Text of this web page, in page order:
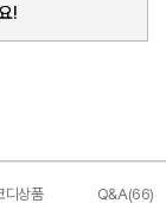
!
디상품 Q&A(66)